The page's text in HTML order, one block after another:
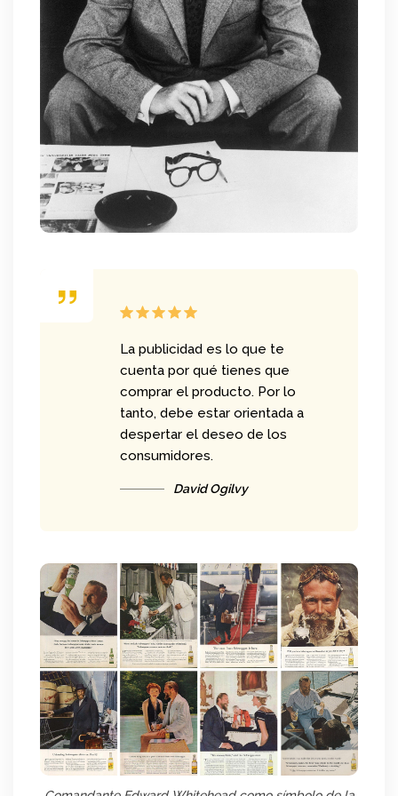
La publicidad es lo que te
cuenta por qué tienes que
comprar el producto. Por lo
tanto, debe estar orientada a
despertar el deseo de los
consumidores.
David Ogilvy